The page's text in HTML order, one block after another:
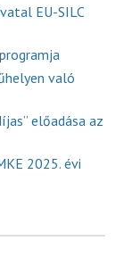
EU-SILC
való
előadása az
2025. évi